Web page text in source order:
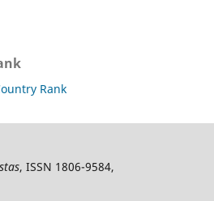
, ISSN 1806-9584,